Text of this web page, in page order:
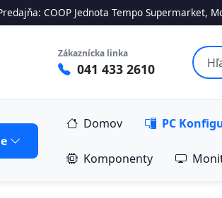
COOP Jednota Tempo Supermarket,
Zákaznícka linka
041 433 2610
Domov PC
Komponenty